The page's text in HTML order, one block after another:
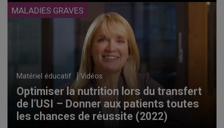
MALADIES GRAVES
Matériel éducatif Vidéos
Optimiser la nutrition lors du transfert
de l’USI – Donner aux patients toutes
les chances de réussite (2022)